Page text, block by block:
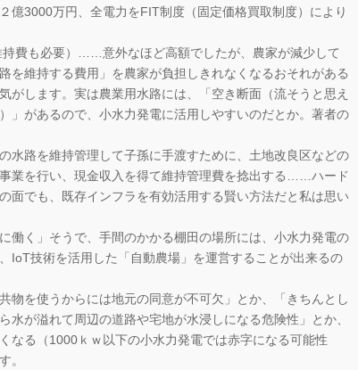
億3000万円、全電力をFIT制度（固定価格買取制度）により
費も必要）……意外なほど高額でしたが、農家が減少して
を維持する費用」を農家が負担しきれなくなるおそれがある
がします。実は農業用水路には、「空き断面（流そうと思え
」があるので、小水力発電に活用しやすいのだとか。著者の
水路を維持管理して子孫に手渡すために、土地改良区などの
業を行い、現金収入を得て維持管理費を捻出する……ハード
面でも、既存インフラを有効活用する賢い方法だと私は思い
働く」そうで、手間のかかる棚田の場所には、小水力発電の
IoT技術を活用した「自動農場」を運営することが出来るの
物を使うからには地元の同意が不可欠」とか、「きちんとし
水が溢れて周辺の道路や宅地が水浸しになる危険性」とか、
なる（1000ｋｗ以下の小水力発電では赤字になる可能性
。